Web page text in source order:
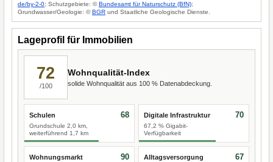
de/by-2-0; Schutzgebiete: ©Bundesamt für Naturschutz (BfN);
Grundwasser/Geologie: ©BGR und Staatliche Geologische Dienste.
Lageprofil für Immobilien
72
/100
Wohnqualität-Index
solide Wohnqualität aus 100 % Datenabdeckung.
Schulen
Grundschule 2,0 km,
weiterführend 1,7 km
68 Digitale Infrastruktur
67,2 % Gigabit-
Verfügbarkeit
70
Wohnungsmarkt 90 Alltagsversorgung 67